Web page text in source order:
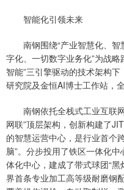
智能化引领未来
南钢围绕“产业智慧化、智
字化、一切数字业务化”为战
智能”三引擎驱动的技术架构
研究院及金恒AI博士工作站，
南钢依托全栈式工业互联网
网联”顶层架构，创新构建了
的智慧运营中心，是行业首个
脑”。分步投用了铁区一体化
体化中心，建成了带式球团“
界首条专业加工高等级耐磨钢